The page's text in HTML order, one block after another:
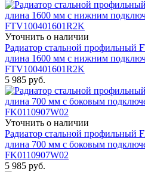
Уточнить о наличии
Радиатор стальной профильный
длина 1600 мм с нижним
FTV100401601R2K
5 985 руб.
Уточнить о наличии
Радиатор стальной профильный
длина 700 мм с боковым
FK0110907W02
5 985 руб.